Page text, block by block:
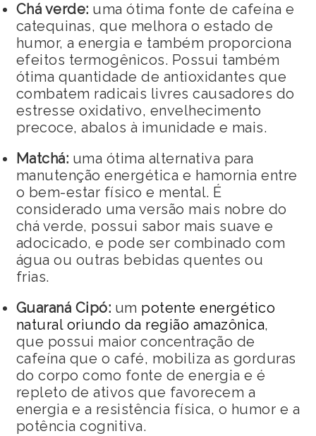
Chá verde: uma ótima fonte de cafeína e
catequinas, que melhora o estado de
humor, a energia e também proporciona
efeitos termogênicos. Possui também
ótima quantidade de antioxidantes que
combatem radicais livres causadores do
estresse oxidativo, envelhecimento
precoce, abalos à imunidade e mais.
Matchá: uma ótima alternativa para
manutenção energética e hamornia entre
o bem-estar físico e mental. É
considerado uma versão mais nobre do
chá verde, possui sabor mais suave e
adocicado, e pode ser combinado com
água ou outras bebidas quentes ou
frias.
Guaraná Cipó: um potente energético
natural oriundo da região amazônica,
que possui maior concentração de
cafeína que o café, mobiliza as gorduras
do corpo como fonte de energia e é
repleto de ativos que favorecem a
energia e a resistência física, o humor e a
potência cognitiva.